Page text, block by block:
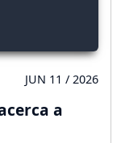
JUN 11 / 2026
a